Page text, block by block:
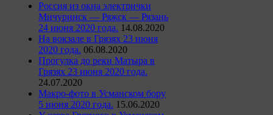
Россия из окна электрички
Мичуринск — Ряжск — Рязань
24 июня 2020 года. 14.08.2020
На вокзале в Грязях 23 июня
2020 года. 06.08.2020
Прогулка до реки Матыра в
Грязях 23 июня 2020 года.
24.07.2020
Макро-фото в Усманском бору
5 июня 2020 года. 15.06.2020